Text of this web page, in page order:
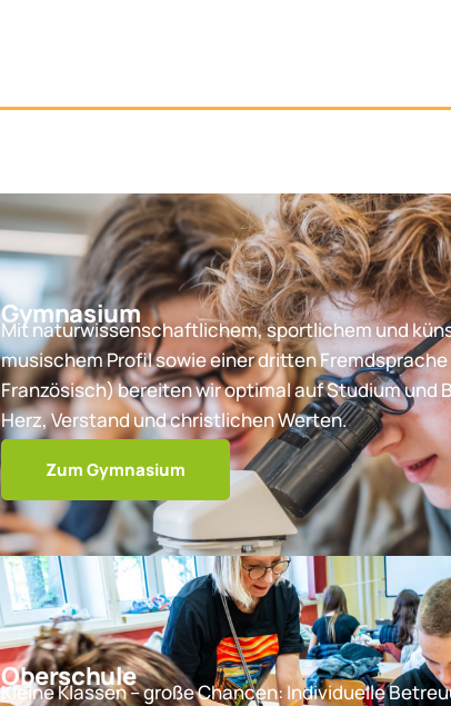
Gymnasium
Mit naturwissenschaftlichem, sportlichem und
musischem Profil sowie einer dritten
Französisch) bereiten wir optimal auf Studium und
Herz, Verstand und christlichen Werten.
Zum Gymnasium
Oberschule
Kleine Klassen – große Chancen: Individuelle